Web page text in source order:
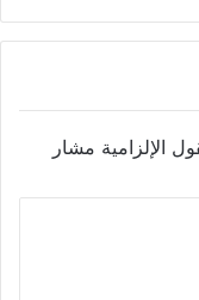
الإلزامية مشار